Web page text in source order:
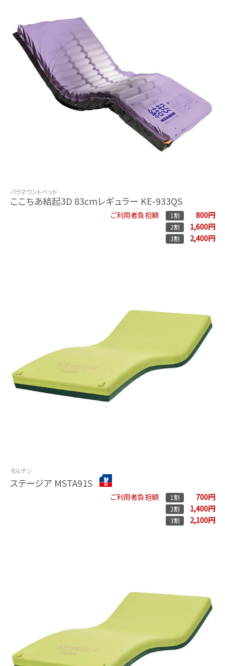
パラマウントベッド
ここちあ結起3D 83cmレギュラー KE-933QS
ご利用者負担額 1割 800円
2割 1,600円
3割 2,400円
モルテン
ステージア MSTA91S
ご利用者負担額 1割 700円
2割 1,400円
3割 2,100円